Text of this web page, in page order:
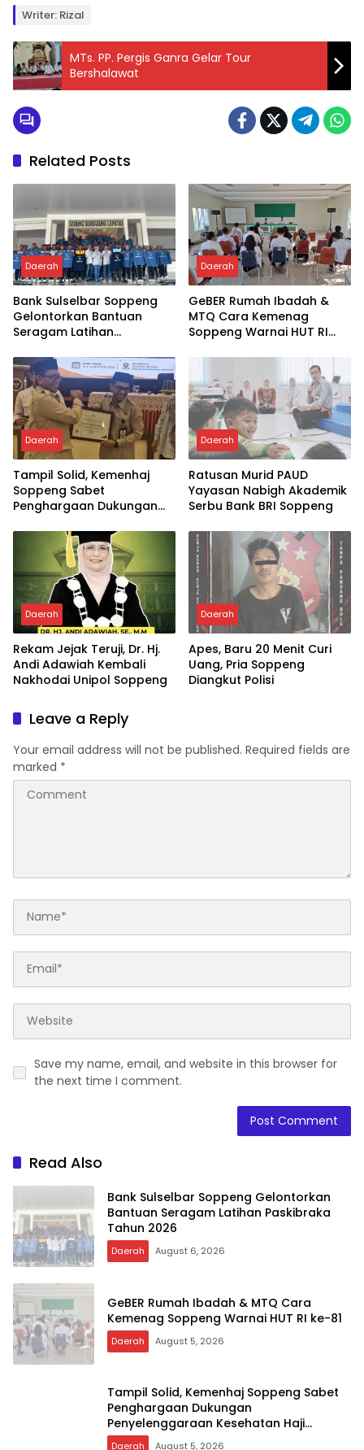
Writer: Rizal
MTs. PP. Pergis Ganra Gelar Tour
Bershalawat
Related Posts
Daerah
Bank Sulselbar Soppeng
Gelontorkan Bantuan
Seragam Latihan
Daerah
GeBER Rumah Ibadah &
MTQ Cara Kemenag
Soppeng Warnai HUT RI
Daerah
Tampil Solid, Kemenhaj
Soppeng Sabet
Penghargaan Dukungan
Kesehatan Haji Terbaik
Daerah
Ratusan Murid PAUD
Yayasan Nabigh Akademik
Serbu Bank BRI Soppeng
Daerah
Rekam Jejak Teruji, Dr. Hj.
Andi Adawiah Kembali
Nakhodai Unipol Soppeng
Daerah
Apes, Baru 20 Menit Curi
Uang, Pria Soppeng
Diangkut Polisi
Leave a Reply
Your email address will not be published. Required fields are
marked *
Save my name, email, and website in this browser for
the next time I comment.
Read Also
Bank Sulselbar Soppeng Gelontorkan
Bantuan Seragam Latihan Paskibraka
Tahun 2026
Daerah August 6, 2026
GeBER Rumah Ibadah & MTQ Cara
Kemenag Soppeng Warnai HUT RI ke-81
Daerah August 5, 2026
Tampil Solid, Kemenhaj Soppeng Sabet
Penghargaan Dukungan
Penyelenggaraan Kesehatan Haji
Terbaik
Daerah August 5, 2026